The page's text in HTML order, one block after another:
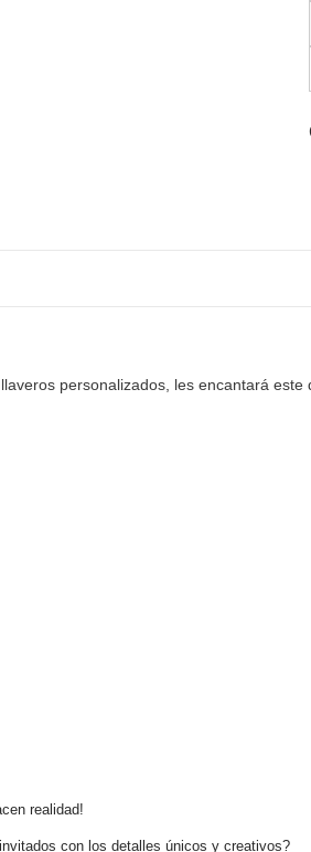
personalizados, les encantará
realidad!
con los detalles únicos y creativos?